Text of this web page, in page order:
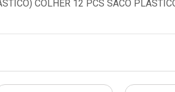
COLHER 12 PCS SACO